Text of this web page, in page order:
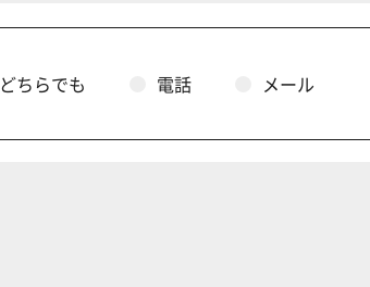
どちらでも 電話 メール